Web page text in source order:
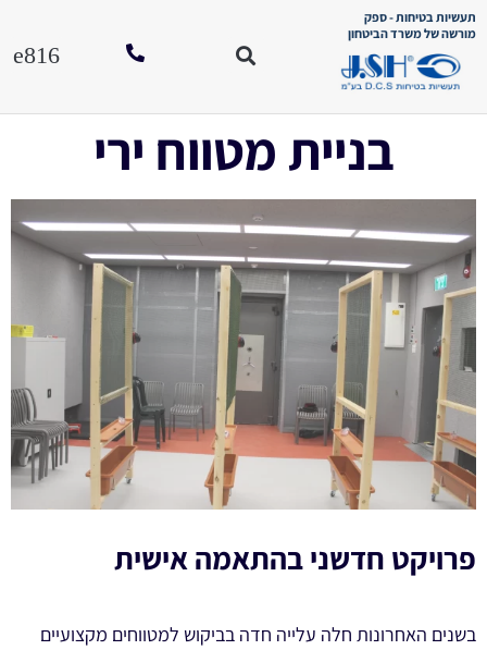
תעשיות בטיחות - ספק
מורשה של משרד הביטחון
בניית מטווח ירי
פרויקט חדשני בהתאמה אישית
בשנים האחרונות חלה עלייה חדה בביקוש למטווחים מקצועיים